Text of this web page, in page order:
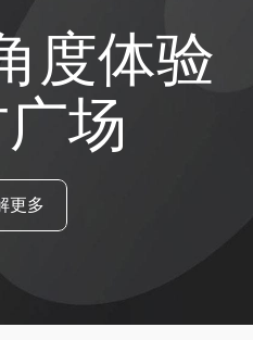
度体验
场
更多